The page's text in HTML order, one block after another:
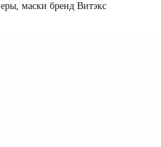
маски бренд Витэкс